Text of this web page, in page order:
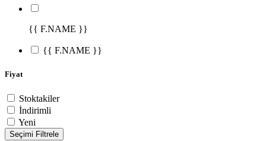
{{ F.NAME }}
{{ F.NAME }}
Fiyat
Stoktakiler
İndirimli
Yeni
Seçimi Filtrele